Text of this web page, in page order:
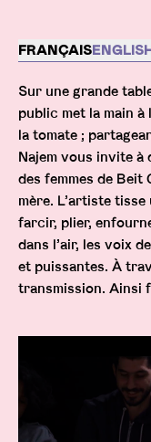
FRANÇAIS
Sur une grande
public met la main
la tomate ;
Najem vous invite
des femmes de Beit
mère. L’artiste
farcir, plier,
dans l’air, les voix
et puissantes. À
transmission. Ainsi